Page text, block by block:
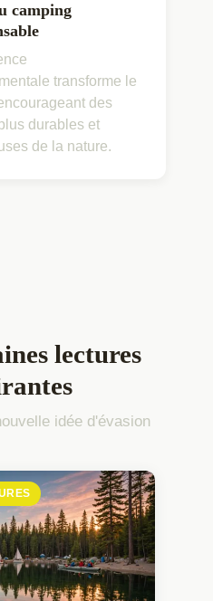
camping
transforme le
des
durables et
de la nature.
lectures
idée d'évasion